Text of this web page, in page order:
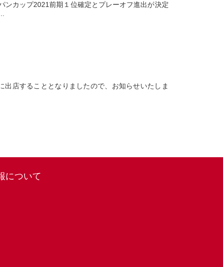
ンカップ2021前期１位確定とプレーオフ進出が決定
店することとなりましたので、お知らせいたしま
について